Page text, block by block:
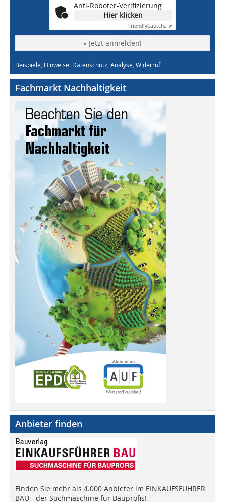
Anti-Roboter-Verifizierung
Hier klicken
FriendlyCaptcha ⇗
» Jetzt anmelden!
Beispiele, Hinweise: Datenschutz, Analyse, Widerruf
Fachmarkt Nachhaltigkeit
Anbieter finden
Finden Sie mehr als 4.000 Anbieter im EINKAUFSFÜHRER
BAU - der Suchmaschine für Bauprofis!